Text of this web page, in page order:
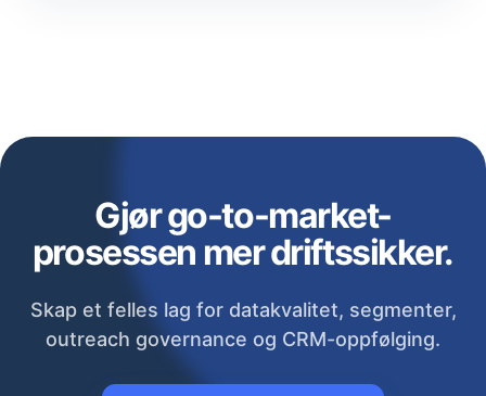
Gjør go-to-market-
prosessen mer driftssikker.
Skap et felles lag for datakvalitet, segmenter,
outreach governance og CRM-oppfølging.